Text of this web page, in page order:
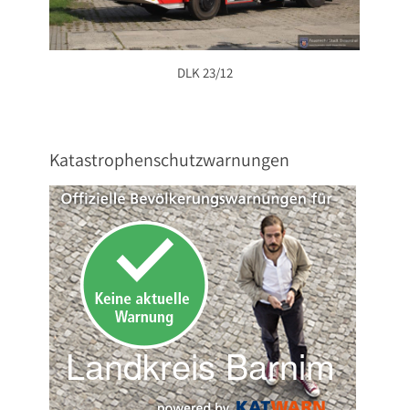
DLK 23/12
Katastrophenschutzwarnungen